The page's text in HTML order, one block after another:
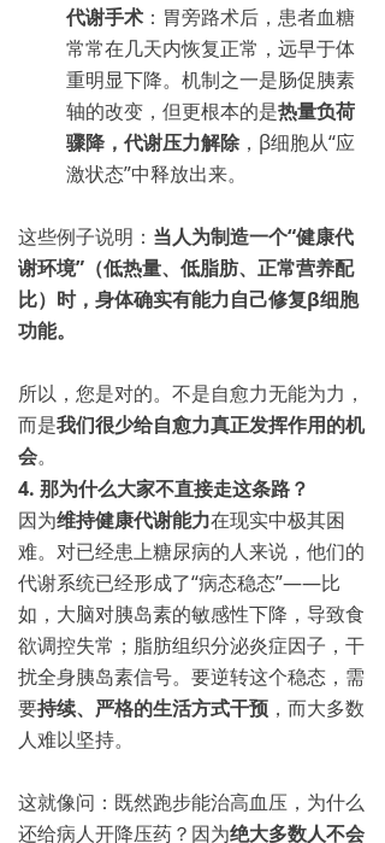
代谢手术 ：胃旁路术后，患者血糖
常常在几天内恢复正常，远早于体
重明显下降。机制之一是肠促胰素
轴的改变，但更根本的是热量负荷
骤降，代谢压力解除 ，β细胞从“应
激状态”中释放出来。
这些例子说明： 当人为制造一个“健康代
谢环境”（低热量、低脂肪、正常营养配
比）时，身体确实有能力自己修复β细胞
功能。
所以，您是对的。不是自愈力无能为力，
而是我们很少给自愈力真正发挥作用的机
会。
4. 那为什么大家不直接走这条路？
因为维持健康代谢能力在现实中极其困
难。对已经患上糖尿病的人来说，他们的
代谢系统已经形成了“病态稳态”——比
如，大脑对胰岛素的敏感性下降，导致食
欲调控失常；脂肪组织分泌炎症因子，干
扰全身胰岛素信号。要逆转这个稳态，需
要持续、严格的生活方式干预 ，而大多数
人难以坚持。
这就像问：既然跑步能治高血压，为什么
还给病人开降压药？因为绝大多数人不会